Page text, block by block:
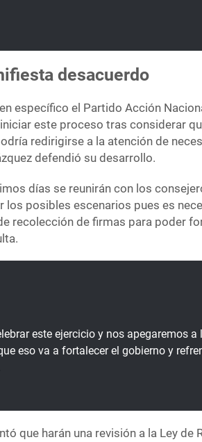
desacuerdo
específico el Partido Acción
este proceso tras considerar
redirigirse a la atención de
defendió su desarrollo.
días se reunirán con los
los posibles escenarios pues es
recolección de firmas para poder
este ejercicio y nos apegaremos
eso va a fortalecer el gobierno y
que harán una revisión a la Ley de